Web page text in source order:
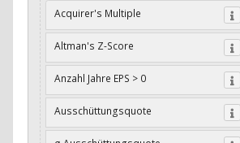
Acquirer's Multiple
Altman's Z-Score
Anzahl Jahre EPS > 0
Ausschüttungsquote